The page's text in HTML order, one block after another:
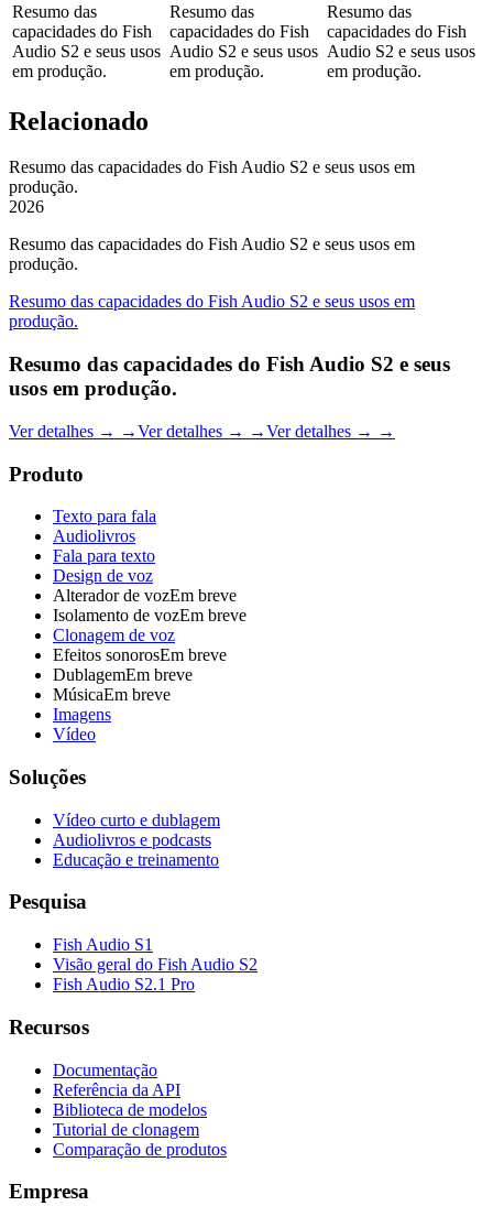
Resumo das
capacidades do Fish
Audio S2 e seus usos
em produção.
Resumo das
capacidades do Fish
Audio S2 e seus usos
em produção.
Resumo das
capacidades do Fish
Audio S2 e seus usos
em produção.
Relacionado
Resumo das capacidades do Fish Audio S2 e seus usos em
produção.
2026
Resumo das capacidades do Fish Audio S2 e seus usos em
produção.
Resumo das capacidades do Fish Audio S2 e seus usos em
produção.
Resumo das capacidades do Fish Audio S2 e seus
usos em produção.
Ver detalhes → →Ver detalhes → →Ver detalhes → →
Produto
Texto para fala
Audiolivros
Fala para texto
Design de voz
Alterador de vozEm breve
Isolamento de vozEm breve
Clonagem de voz
Efeitos sonorosEm breve
DublagemEm breve
MúsicaEm breve
Imagens
Vídeo
Soluções
Vídeo curto e dublagem
Audiolivros e podcasts
Educação e treinamento
Pesquisa
Fish Audio S1
Visão geral do Fish Audio S2
Fish Audio S2.1 Pro
Recursos
Documentação
Referência da API
Biblioteca de modelos
Tutorial de clonagem
Comparação de produtos
Empresa